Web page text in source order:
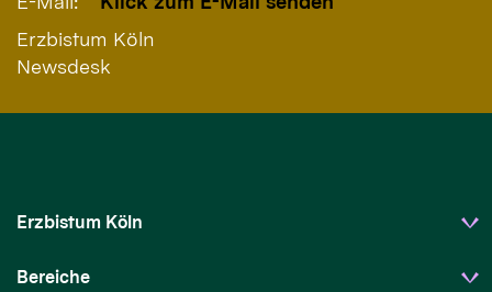
Erzbistum Köln
Newsdesk
Erzbistum Köln
Bereiche